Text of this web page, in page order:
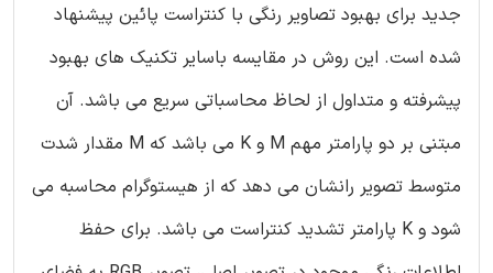
جدید برای بهبود تصاویر رنگی با کنتراست پائین پیشنهاد
شده است. این روش در مقایسه باسایر تکنیک های بهبود
پیشرفته و متداول از لحاظ محاسباتی سریع می باشد. آن
مبتنی بر دو پارامتر مهم M و K می باشد که M مقدار شدت
متوسط تصویر رانشان می دهد که از هیستوگرام محاسبه می
شود و K پارامتر تشدید کنتراست می باشد. برای حفظ